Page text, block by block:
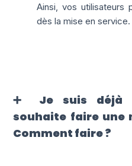
Ainsi, vos utilisateurs
dès la mise en
➕ Je suis déjà
souhaite faire une
Comment faire ?